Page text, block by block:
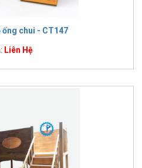
chui - CT147
Liên Hệ